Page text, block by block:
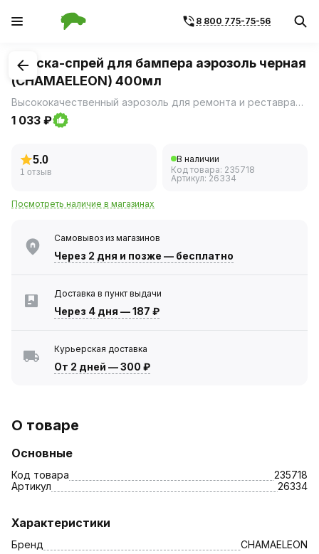
8 800 775-75-56
1/1
Краска-спрей для бампера аэрозоль черная
(CHAMAELEON) 400мл
Высококачественный аэрозоль для ремонта и реставрации пластиковых бамперов.
1 033 ₽
5.0
1 отзыв
В наличии
Код товара: 235718
Артикул: 26334
Посмотреть наличие в магазинах
Самовывоз из магазинов
Через 2 дня и позже — бесплатно
Доставка в пункт выдачи
Через 4 дня —187 ₽
Курьерская доставка
От 2 дней —300 ₽
О товаре
Основные
Код товара
235718
Артикул
26334
Характеристики
Бренд CHAMAELEON